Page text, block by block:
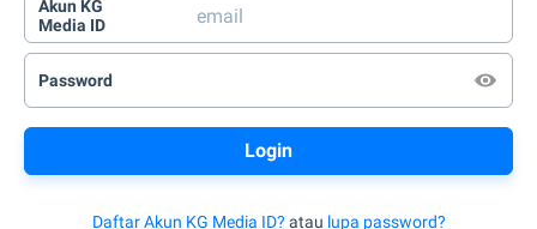
Akun KG
Media ID
Password
Daftar Akun KG Media ID? atau lupa password?